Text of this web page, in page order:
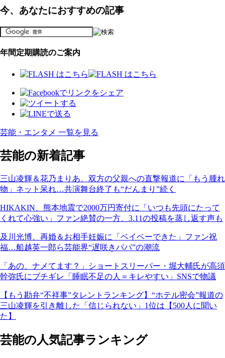
今、あなたにおすすめの記事
年間定期購読のご案内
芸能・エンタメ 一覧を見る
芸能の新着記事
三山凌輝＆花乃まりあ、双方の父親への直撃報道に「もう腫れ
物」ネット呆れ…共演舞台終了も“だんまり”続く
HIKAKIN、熊本地震で2000万円寄付に「いつも先頭にたって
くれて心強い」ファン絶賛の一方、3.11の投稿を蒸し返す声も
及川光博、再婚＆お相手妊娠に「ベイベーできた」ファン祝
福…船越英一郎ら芸能界“遅咲きパパ”の潮流
「あの、ナメてます？」ショートスリーパー・堀大輔氏が高須
幹弥氏にブチギレ「睡眠不足の人＝キレやすい」SNSで物議
【もう勘弁“不祥事”タレントランキング】“ホテル密会”報道の
三山凌輝を引き離した「信じられない」1位は【500人に聞い
た】
芸能の人気記事ランキング